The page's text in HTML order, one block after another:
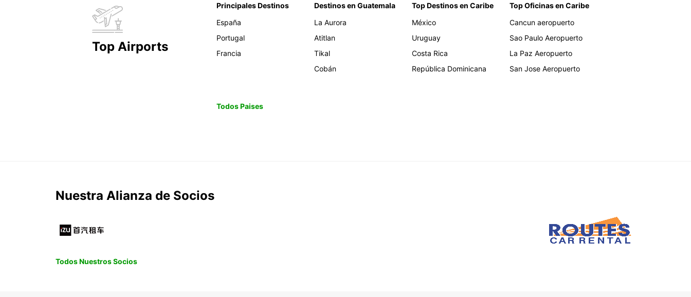
Top Airports
Principales Destinos
España
Portugal
Francia
Destinos en Guatemala
La Aurora
Atitlan
Tikal
Cobán
Top Destinos en Caribe
México
Uruguay
Costa Rica
República Dominicana
Top Oficinas en Caribe
Cancun aeropuerto
Sao Paulo Aeropuerto
La Paz Aeropuerto
San Jose Aeropuerto
Todos Paises
Nuestra Alianza de Socios
Todos Nuestros Socios